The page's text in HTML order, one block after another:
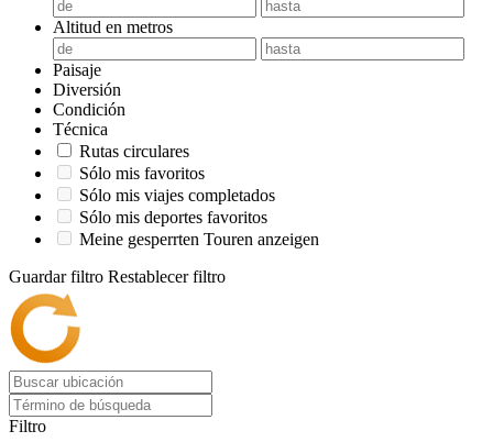
Altitud en metros
Paisaje
Diversión
Condición
Técnica
Rutas circulares
Sólo mis favoritos
Sólo mis viajes completados
Sólo mis deportes favoritos
Meine gesperrten Touren anzeigen
Guardar filtro Restablecer filtro
Filtro